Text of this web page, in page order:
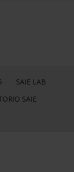
SAIE LAB
SAIE